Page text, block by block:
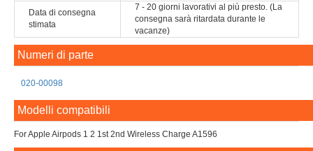
Data di consegna
stimata
7 - 20 giorni lavorativi al più presto. (La
consegna sarà ritardata durante le
vacanze)
Numeri di parte
020-00098
Modelli compatibili
For Apple Airpods 1 2 1st 2nd Wireless Charge A1596